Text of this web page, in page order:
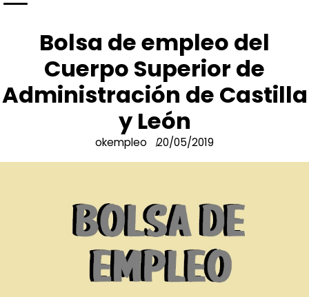
Bolsa de empleo del
Cuerpo Superior de
Administración de Castilla
y León
okempleo 20/05/2019